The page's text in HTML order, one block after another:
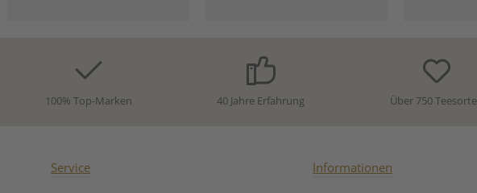
(8%)*, Zitrusöl* * aus
kontrolliert biologischem
Anbau. Unsere
Zubereitungsempfehlung
Anbau Unsere
Zubereitungsempfehlung
würzig
diese
100% Top-Marken 40 Jahre Erfahrung Über 750
Service Informationen